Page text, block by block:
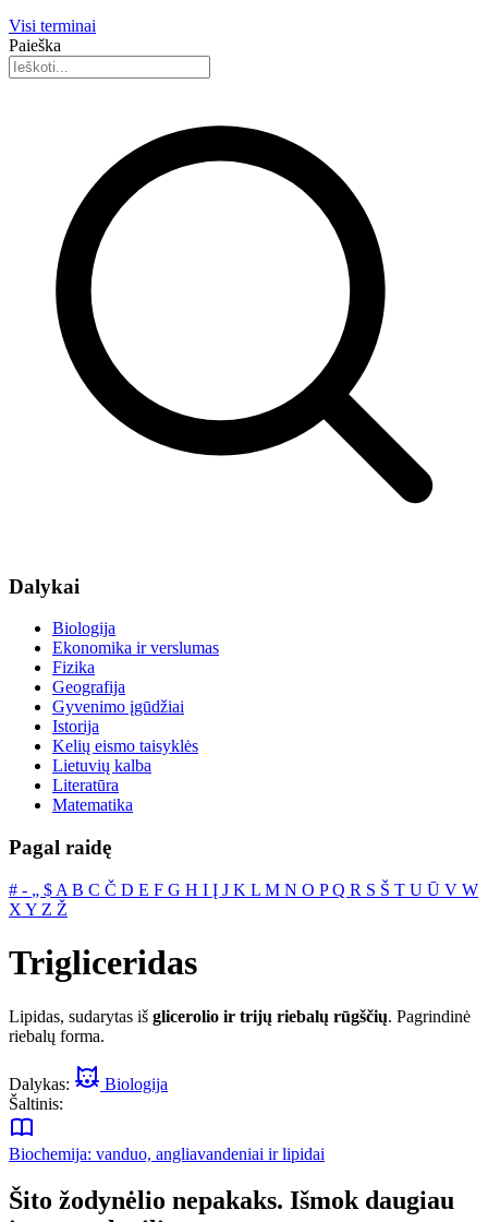
Visi terminai
Paieška
Dalykai
Biologija
Ekonomika ir verslumas
Fizika
Geografija
Gyvenimo įgūdžiai
Istorija
Kelių eismo taisyklės
Lietuvių kalba
Literatūra
Matematika
Pagal raidę
# ‐ „ $ A B C Č D E F G H I Į J K L M N O PQ R S Š T U Ū V W
X Y Z Ž
Trigliceridas
Lipidas, sudarytas iš glicerolio ir trijų riebalų rūgščių. Pagrindinė
riebalų forma.
Dalykas:
Biologija
Šaltinis:
Biochemija: vanduo, angliavandeniai ir lipidai
Šito žodynėlio nepakaks. Išmok daugiau